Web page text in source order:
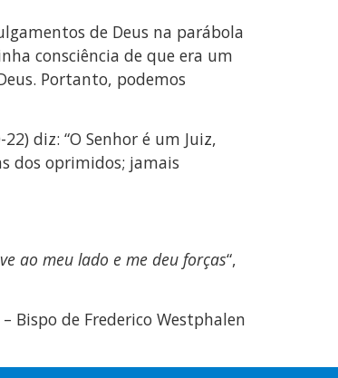
de Deus na parábola
consciência de que era um
Portanto, podemos
diz: “O Senhor é um Juiz,
dos oprimidos; jamais
ao meu lado e me deu forças“,
Bispo de Frederico Westphalen